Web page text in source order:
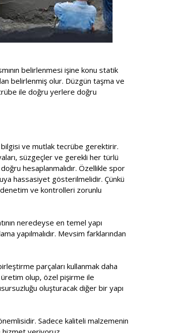
belirlenmesi işine konu statik
belirlenmiş olur. Düzgün taşma ve
ile doğru yerlere doğru
bilgisi ve mutlak tecrübe gerektirir.
süzgeçler ve gerekli her türlü
hesaplanmalıdır. Özellikle spor
hassasiyet gösterilmelidir. Çünkü
denetim ve kontrolleri zorunlu
neredeyse en temel yapı
yapılmalıdır. Mevsim farklarından
parçaları kullanmak daha
olup, özel pişirme ile
oluşturacak diğer bir yapı
Sadece kaliteli malzemenin